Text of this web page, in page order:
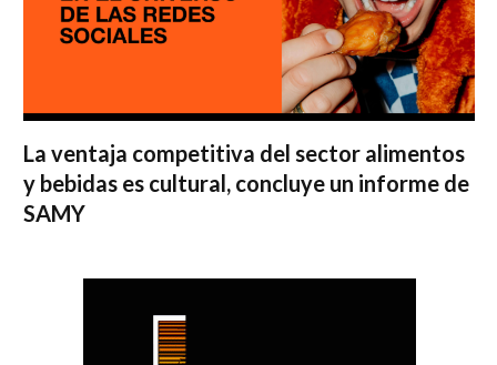
La ventaja competitiva del sector alimentos
y bebidas es cultural, concluye un informe de
SAMY